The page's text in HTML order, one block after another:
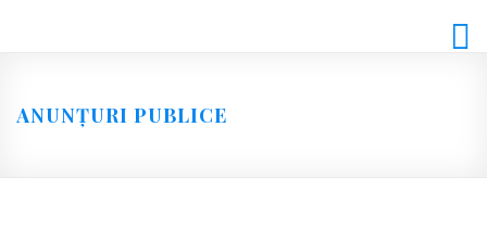
ANUNȚURI PUBLICE